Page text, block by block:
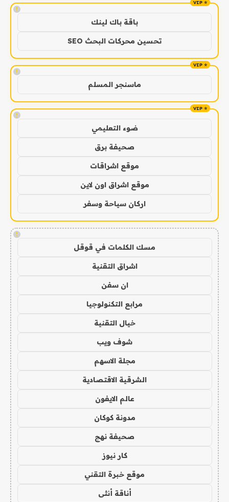
!
باقة باك لينك
تحسين محركات البحث SEO
!
ماسنجر المسلم
!
ضوء التعليمي
صحيفة برق
موقع اشراقات
موقع اشراق اون لاين
اركان سياحة وسفر
!
مسك الكلمات في قوقل
اشراق التقنية
ان سفن
مرابع التكنولوجيا
خيال التقنية
شوف ويب
مجلة الاسهم
الشرقية الاقتصادية
عالم الايفون
مدونة كوكان
صحيفة نهج
كار نيوز
موقع خبرة التقني
أناقة أنثى